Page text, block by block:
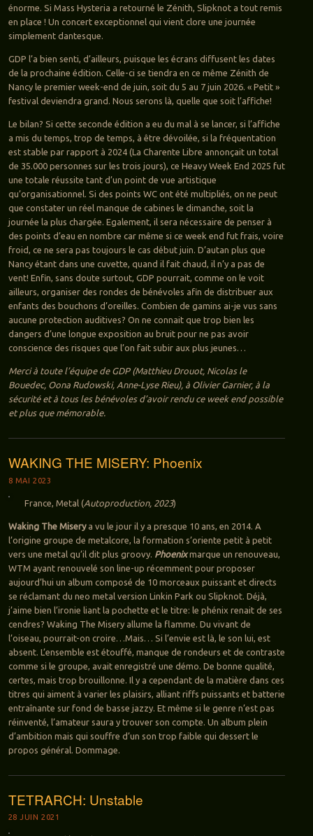
énorme. Si Mass Hysteria a retourné le Zénith, Slipknot a tout remis
en place ! Un concert exceptionnel qui vient clore une journée
simplement dantesque.
GDP l’a bien senti, d’ailleurs, puisque les écrans diffusent les dates
de la prochaine édition. Celle-ci se tiendra en ce même Zénith de
Nancy le premier week-end de juin, soit du 5 au 7 juin 2026. « Petit »
festival deviendra grand. Nous serons là, quelle que soit l’affiche!
Le bilan? Si cette seconde édition a eu du mal à se lancer, si l’affiche
a mis du temps, trop de temps, à être dévoilée, si la fréquentation
est stable par rapport à 2024 (La Charente Libre annonçait un total
de 35.000 personnes sur les trois jours), ce Heavy Week End 2025 fut
une totale réussite tant d’un point de vue artistique
qu’organisationnel. Si des points WC ont été multipliés, on ne peut
que constater un réel manque de cabines le dimanche, soit la
journée la plus chargée. Egalement, il sera nécessaire de penser à
des points d’eau en nombre car même si ce week end fut frais, voire
froid, ce ne sera pas toujours le cas début juin. D’autan plus que
Nancy étant dans une cuvette, quand il fait chaud, il n’y a pas de
vent! Enfin, sans doute surtout, GDP pourrait, comme on le voit
ailleurs, organiser des rondes de bénévoles afin de distribuer aux
enfants des bouchons d’oreilles. Combien de gamins ai-je vus sans
aucune protection auditives? On ne connait que trop bien les
dangers d’une longue exposition au bruit pour ne pas avoir
conscience des risques que l’on fait subir aux plus jeunes…
Merci à toute l’équipe de GDP (Matthieu Drouot, Nicolas le
Bouedec, Oona Rudowski, Anne-Lyse Rieu), à Olivier Garnier, à la
sécurité et à tous les bénévoles d’avoir rendu ce week end possible
et plus que mémorable.
WAKING THE MISERY: Phoenix
8 MAI 2023
France, Metal (Autoproduction, 2023)
Waking The Miserya vu le jour il y a presque 10 ans, en 2014. A
l’origine groupe de metalcore, la formation s’oriente petit à petit
vers une metal qu’il dit plus groovy. Phoenixmarque un renouveau,
WTM ayant renouvelé son line-up récemment pour proposer
aujourd’hui un album composé de 10 morceaux puissant et directs
se réclamant du neo metal version Linkin Park ou Slipknot. Déjà,
j’aime bien l’ironie liant la pochette et le titre: le phénix renait de ses
cendres? Waking The Misery allume la flamme. Du vivant de
l’oiseau, pourrait-on croire…Mais… Si l’envie est là, le son lui, est
absent. L’ensemble est étouffé, manque de rondeurs et de contraste
comme si le groupe, avait enregistré une démo. De bonne qualité,
certes, mais trop brouillonne. Il y a cependant de la matière dans ces
titres qui aiment à varier les plaisirs, alliant riffs puissants et batterie
entraînante sur fond de basse jazzy. Et même si le genre n’est pas
réinventé, l’amateur saura y trouver son compte. Un album plein
d’ambition mais qui souffre d’un son trop faible qui dessert le
propos général. Dommage.
TETRARCH: Unstable
28 JUIN 2021